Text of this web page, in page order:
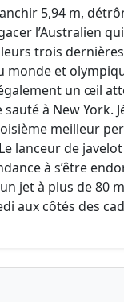
5,94 m,
l’Australien
trois
monde et
un œil
à New York.
meilleur
lanceur de
à s’être
jet à plus de 80
aux côtés des